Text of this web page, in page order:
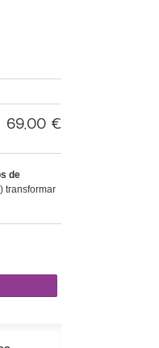
69,00 €
de
transformar